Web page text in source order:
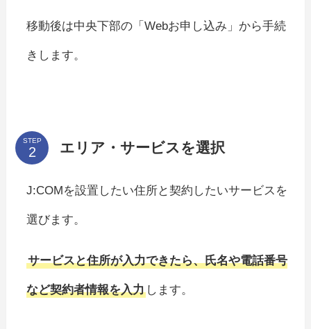
移動後は中央下部の「Webお申し込み」から手続
きします。
STEP エリア・サービスを選択
J:COMを設置したい住所と契約したいサービスを
選びます。
サービスと住所が入力できたら、氏名や電話番号
など契約者情報を入力 します。